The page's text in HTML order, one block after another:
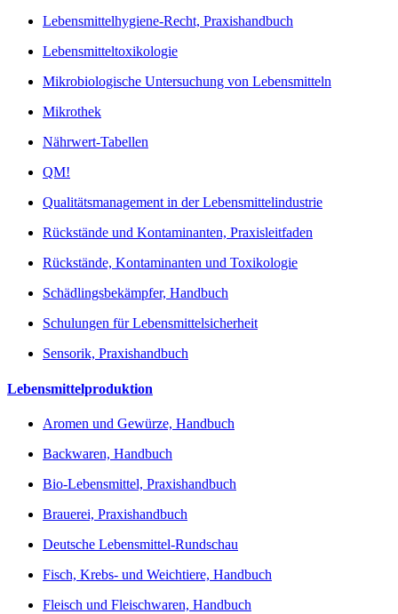
Lebensmittelhygiene-Recht, Praxishandbuch
Lebensmitteltoxikologie
Mikrobiologische Untersuchung von Lebensmitteln
Mikrothek
Nährwert-Tabellen
QM!
Qualitätsmanagement in der Lebensmittelindustrie
Rückstände und Kontaminanten, Praxisleitfaden
Rückstände, Kontaminanten und Toxikologie
Schädlingsbekämpfer, Handbuch
Schulungen für Lebensmittelsicherheit
Sensorik, Praxishandbuch
Lebensmittelproduktion
Aromen und Gewürze, Handbuch
Backwaren, Handbuch
Bio-Lebensmittel, Praxishandbuch
Brauerei, Praxishandbuch
Deutsche Lebensmittel-Rundschau
Fisch, Krebs- und Weichtiere, Handbuch
Fleisch und Fleischwaren, Handbuch